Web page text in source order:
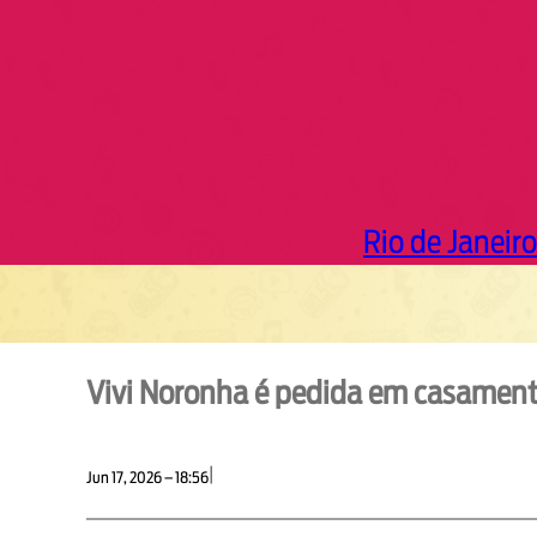
Rio de Janeiro
Vivi Noronha é pedida em
Jun 17, 2026 – 18:56